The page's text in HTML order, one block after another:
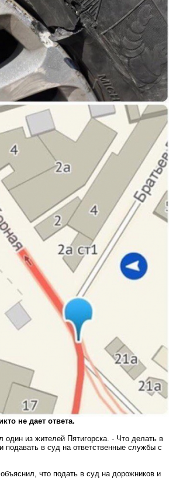
не дает ответа.
из жителей Пятигорска. - Что делать в
подавать в суд на ответственные службы с
что подать в суд на дорожников и